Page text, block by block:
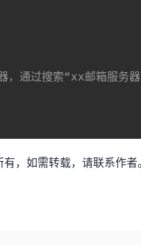
通过搜索“xx邮箱服务器
，如需转载，请联系作者